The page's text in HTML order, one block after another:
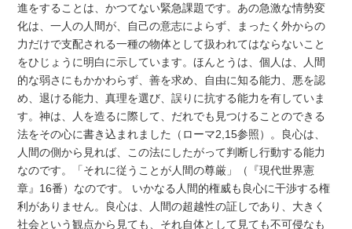
進をすることは、かつてない緊急課題です。あの急激な情勢変
化は、一人の人間が、自己の意志によらず、まったく外からの
力だけで支配される一種の物体として扱われてはならないこと
をひじょうに明白に示しています。ほんとうは、個人は、人間
的な弱さにもかかわらず、善を求め、自由に知る能力、悪を認
め、退ける能力、真理を選び、誤りに抗する能力を有していま
す。神は、人を造るに際して、だれでも見つけることのできる
法をその心に書き込まれました（ローマ2,15参照）。良心は、
人間の側から見れば、この法にしたがって判断し行動する能力
なのです。「それに従うことが人間の尊厳」（『現代世界憲
章』16番）なのです。 いかなる人間的権威も良心に干渉する権
利がありません。良心は、人間の超越性の証しであり、大きく
社会という観点から見ても、それ自体として見ても不可侵なも